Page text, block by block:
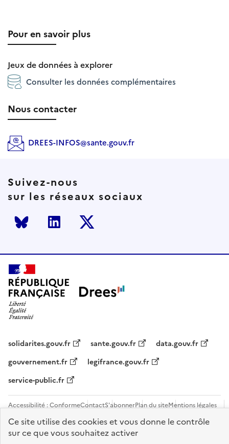
Pour en savoir plus
Jeux de données à explorer
Consulter les données complémentaires
Nous contacter
DREES-INFOS@sante.gouv.fr
Suivez-nous
sur les réseaux sociaux
Bluesky LinkedInTwitter
solidarites.gouv.fr sante.gouv.fr
data.gouv.fr
gouvernement.fr
legifrance.gouv.fr
service-public.fr
Accessibilité : ConformeContactS'abonnerPlan du siteMentions légales
Flux RSS
Recrutements
Sauf mention contraire, tous les contenus de ce site sont sous
Ce site utilise des cookies et vous donne le contrôle
sur ce que vous souhaitez activer